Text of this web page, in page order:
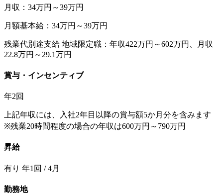
月収：34万円～39万円
月額基本給：34万円～39万円
残業代別途支給 地域限定職：年収422万円～602万円、月収
22.8万円～29.1万円
賞与・インセンティブ
年2回
上記年収には、入社2年目以降の賞与額5か月分を含みます
※残業20時間程度の場合の年収は600万円～790万円
昇給
有り 年1回 / 4月
勤務地